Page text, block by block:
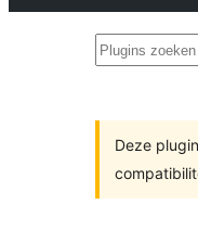
Plugins
Deze plugin